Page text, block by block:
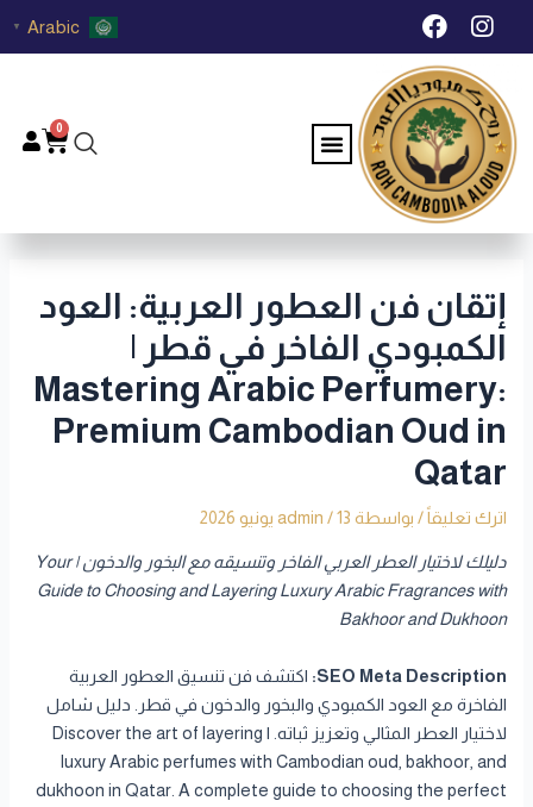
تخطي I
n
s
t
a
g
r
a
m
F
a
c
e
b
o
o
k
Arabic
▼
Menu
0
إتقان فن العطور العربية: العود
الكمبودي الفاخر في قطر |
Mastering Arabic Perfumery:
Premium Cambodian Oud in
Qatar
اترك تعليقاً / بواسطة admin /13 يونيو 2026
دليلك لاختيار العطر العربي الفاخر وتنسيقه مع البخور والدخون | Your
Guide to Choosing and Layering Luxury Arabic Fragrances with
Bakhoor and Dukhoon
SEO Meta Description: اكتشف فن تنسيق العطور العربية
الفاخرة مع العود الكمبودي والبخور والدخون في قطر. دليل شامل
لاختيار العطر المثالي وتعزيز ثباته. | Discover the art of layering
luxury Arabic perfumes with Cambodian oud, bakhoor, and
dukhoon in Qatar. A complete guide to choosing the perfect
Post
navigation